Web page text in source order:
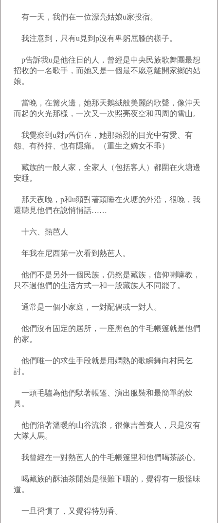
有一天，我們在一位漂亮姑娘u家投宿。
我注意到，只有u見到p沒有卑躬屈膝的樣子。
p告訴我u是他往日的人，曾經是中央民族歌舞團最想
招收的一名歌手，而她又是一個最不愿意離開家鄉的姑
娘。
當晚，在篝火邊，她那天鵝絨般美麗的歌聲，像沖天
而起的火光那樣，一次又一次照亮夜空和四周的雪山。
我覺察到u對p舊仍在，她那熱烈的目光中有愛、有
怨、有矜持、也有隱痛。（重生之嫡女不乖）
藏族的一般人家，全家人（包括客人）都圍在火塘邊
安睡。
那天夜晚，p和u頭對著頭睡在火塘的外沿，很晚，我
還聽見他們在說悄悄話……
十六、熱芭人
年我在尼西第一次看到熱芭人。
他們不是另外一個民族，仍然是藏族，信仰喇嘛教，
只不過他們的生活方式一和一般藏族人不同罷了。
通常是一個小家庭，一對配偶或一對人。
他們沒有固定的居所，一座黑色的牛毛帳篷就是他們
的家。
他們唯一的求生手段就是用嫻熟的歌瞬舞向村民乞
討。
一頭毛驢為他們馱著帳篷、演出服裝和最簡單的炊
具。
他們沿著溫暖的山谷流浪，很像吉普賽人，只是沒有
大隊人馬。
我曾經在一對熱芭人的牛毛帳篷里和他們喝茶談心。
喝藏族的酥油茶開始是很難下咽的，覺得有一股怪味
道。
一旦習慣了，又覺得特別香。